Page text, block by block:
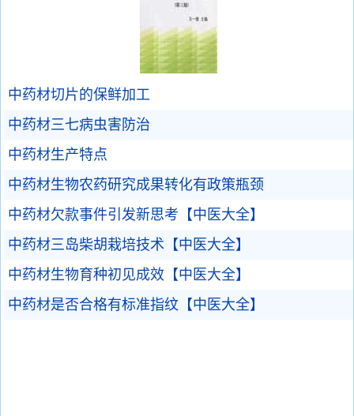
中药材切片的保鲜加工
中药材三七病虫害防治
中药材生产特点
中药材生物农药研究成果转化有政策瓶颈
中药材欠款事件引发新思考【中医大全】
中药材三岛柴胡栽培技术【中医大全】
中药材生物育种初见成效【中医大全】
中药材是否合格有标准指纹【中医大全】